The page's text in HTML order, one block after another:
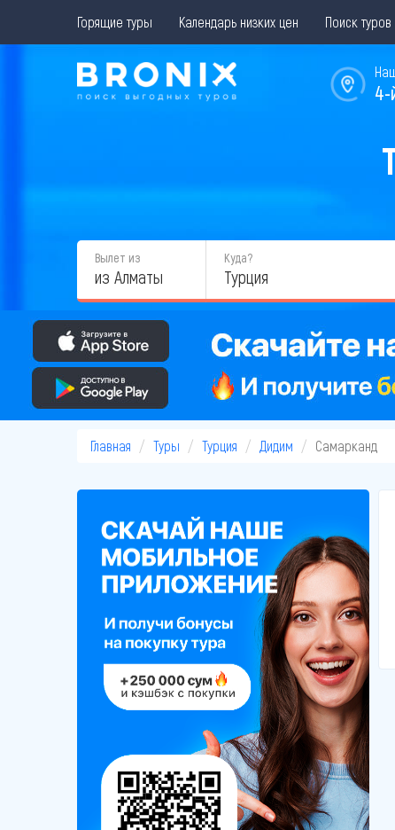
Горящие туры Календарь низких цен Поиск туров
4-
Вылет из
из Алматы
Куда?
Главная Туры Турция Дидим Самарканд